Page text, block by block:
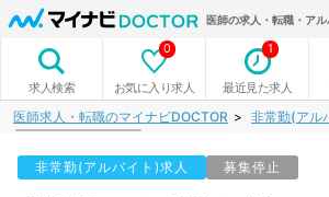
医師の求人・転職・ア
求人検索 お気に入り求人
0
最近見た求人
1
医師求人・転職のマイナビDOCTOR 非常勤(アル
非常勤(アルバイト)求人 募集停止